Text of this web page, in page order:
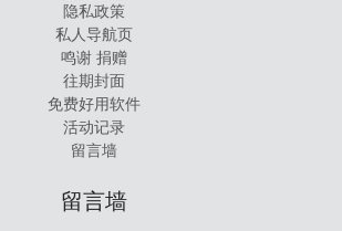
隐私政策
私人导航页
鸣谢 捐赠
往期封面
免费好用软件
活动记录
留言墙
留言墙